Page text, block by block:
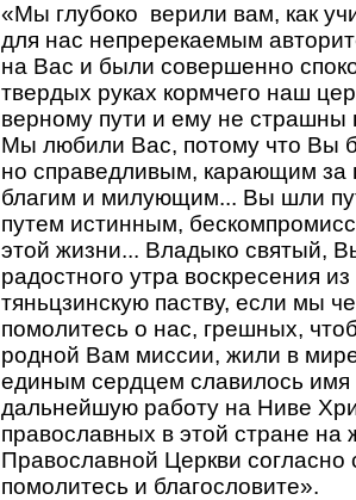
«Мы глубоко верили вам, как
для нас непререкаемым
на Вас и были совершенно
твердых руках кормчего наш
верному пути и ему не страшны
Мы любили Вас, потому что Вы
но справедливым, карающим за
благим и милующим... Вы шли
путем истинным,
этой жизни... Владыко святый,
радостного утра воскресения
тяньцзинскую паству, если мы
помолитесь о нас, грешных,
родной Вам миссии, жили в
единым сердцем славилось имя
дальнейшую работу на Ниве
православных в этой стране
Православной Церкви
помолитесь и благословите».